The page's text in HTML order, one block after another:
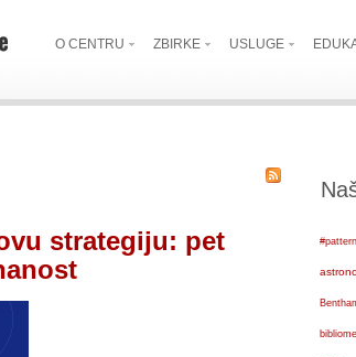
O CENTRU ZBIRKE USLUGE
strategiju: pet
#pattern